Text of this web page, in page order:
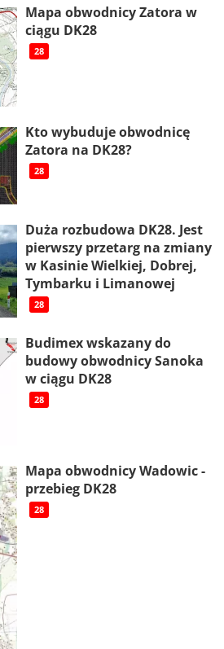
Mapa obwodnicy Zatora w
ciągu DK28
28
Kto wybuduje obwodnicę
Zatora na DK28?
28
Duża rozbudowa DK28. Jest
pierwszy przetarg na zmiany
w Kasinie Wielkiej, Dobrej,
Tymbarku i Limanowej
28
Budimex wskazany do
budowy obwodnicy Sanoka
w ciągu DK28
28
Mapa obwodnicy Wadowic -
przebieg DK28
28